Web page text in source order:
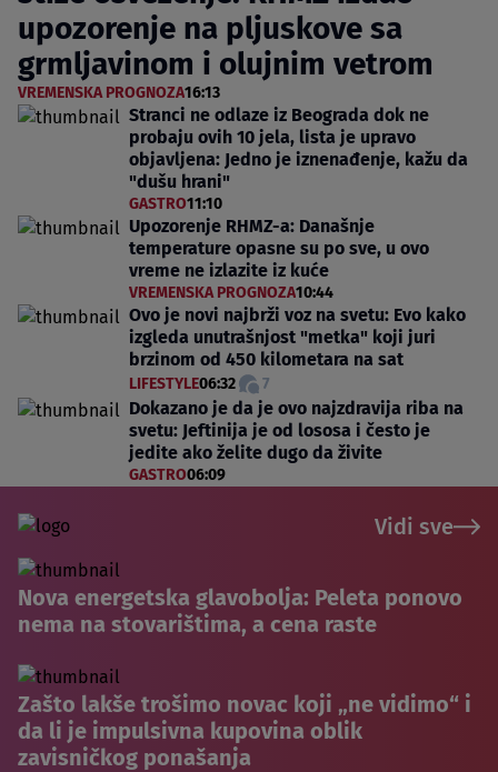
upozorenje na pljuskove sa
grmljavinom i olujnim vetrom
VREMENSKA PROGNOZA16:13
Stranci ne odlaze iz Beograda dok ne
probaju ovih 10 jela, lista je upravo
objavljena: Jedno je iznenađenje, kažu da
"dušu hrani"
GASTRO11:10
Upozorenje RHMZ-a: Današnje
temperature opasne su po sve, u ovo
vreme ne izlazite iz kuće
VREMENSKA PROGNOZA10:44
Ovo je novi najbrži voz na svetu: Evo kako
izgleda unutrašnjost "metka" koji juri
brzinom od 450 kilometara na sat
LIFESTYLE06:32 7
Dokazano je da je ovo najzdravija riba na
svetu: Jeftinija je od lososa i često je
jedite ako želite dugo da živite
GASTRO06:09
Vidi sve
Nova energetska glavobolja: Peleta ponovo
nema na stovarištima, a cena raste
Zašto lakše trošimo novac koji „ne vidimo“ i
da li je impulsivna kupovina oblik
zavisničkog ponašanja